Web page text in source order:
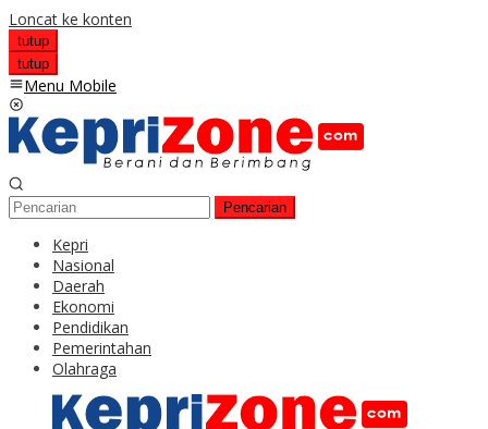
Loncat ke konten
tutup
tutup
Menu Mobile
Pencarian
Kepri
Nasional
Daerah
Ekonomi
Pendidikan
Pemerintahan
Olahraga